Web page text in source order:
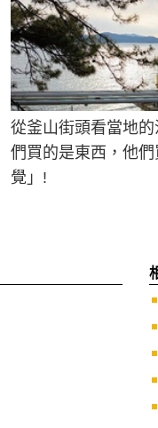
從釜山街頭看當地
們買的是東西，他
覺」!